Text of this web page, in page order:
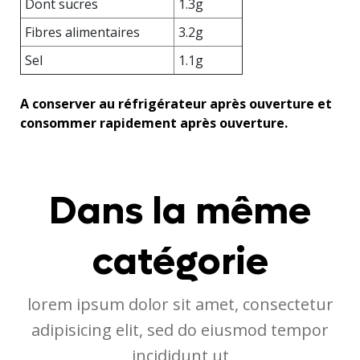
Dont sucres
1.3g
Fibres alimentaires
3.2g
Sel
1.1g
A conserver au réfrigérateur après ouverture et
consommer rapidement après ouverture.
Dans la même
catégorie
lorem ipsum dolor sit amet, consectetur
adipisicing elit, sed do eiusmod tempor
incididunt ut